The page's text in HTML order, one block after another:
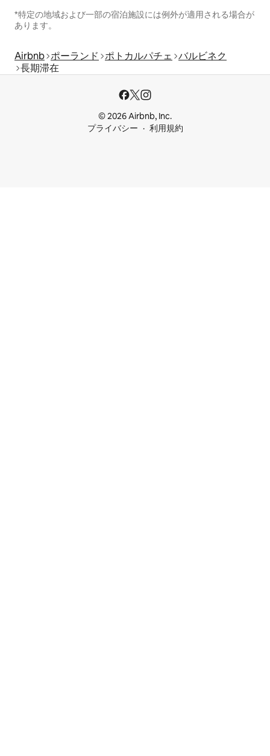
*特定の地域および一部の宿泊施設には例外が適用される場合が
あります。
Airbnb ポーランド ポトカルパチェ バルビネク
長期滞在
© 2026 Airbnb, Inc.
プライバシー
利用規約